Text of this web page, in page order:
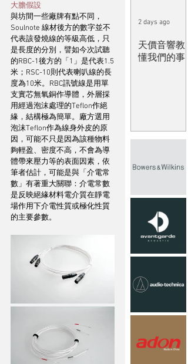
大膽假設
與坊間一些廠牌有點不同，
Soulnote 線材後方的數字並不
代表該發燒線的等級高低，只
是長度的分別，譬如今次試聽
的RBC-1後方的「1」是代表1.5
米；RSC-10則代表喇叭線的長
度為10米。RBC訊號線是用單
支實芯無氧銅作導體，外層採
用經過泡沫處理的Teflon作絕
緣，結構極為簡單。廠方選用
泡沫Teflon作為線身外皮的原
因，可能不只是因為該種物料
夠輕盈、密度不高，不會為導
體帶來壓力等的表面因素，依
筆者估計，可能是與「介電常
數」有著重大關聯：介電常數
是反映絕緣材料電介質在靜電
場作用下介電性質或極化性質
的主要參數。
天價音響教
懂我們的事
2 days ago